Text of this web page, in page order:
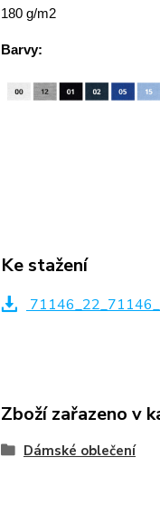
180 g/m2
Barvy:
Ke stažení
Zboží zařazeno v
Dámské oblečení